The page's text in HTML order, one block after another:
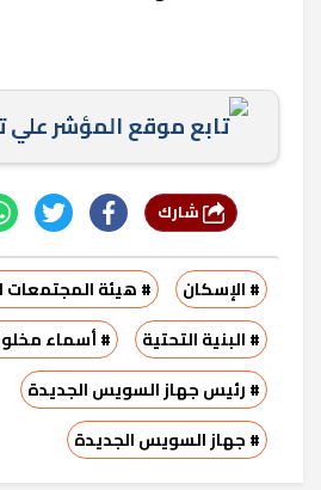
تابع موقع المؤشر
# الإسكان
# هيئة المجتمعات
# البنية التحتية
# أسماء
# رئيس جهاز السويس الجديدة
# جهاز السويس الجديدة